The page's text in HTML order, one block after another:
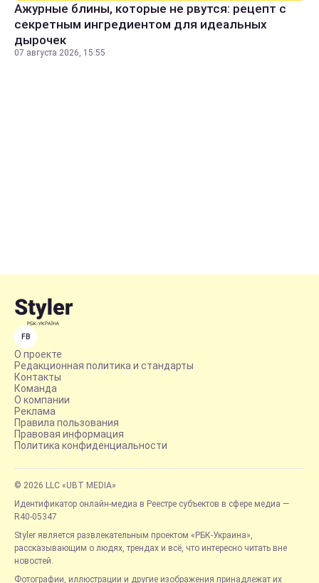
Ажурные блины, которые не рвутся: рецепт с
секретным ингредиентом для идеальных
дырочек
07 августа 2026, 15:55
FB
О проекте
Редакционная политика и стандарты
Контакты
Команда
О компании
Реклама
Правила пользования
Правовая информация
Политика конфиденциальности
© 2026 LLC «UBT MEDIA»
Идентификатор онлайн-медиа в Реестре субъектов в сфере медиа —
R40-05347
Styler является развлекательным проектом «РБК-Украина»,
рассказывающим о людях, трендах и всё, что интересно читать вне
новостей.
Фотографии, иллюстрации и другие изображения принадлежат их